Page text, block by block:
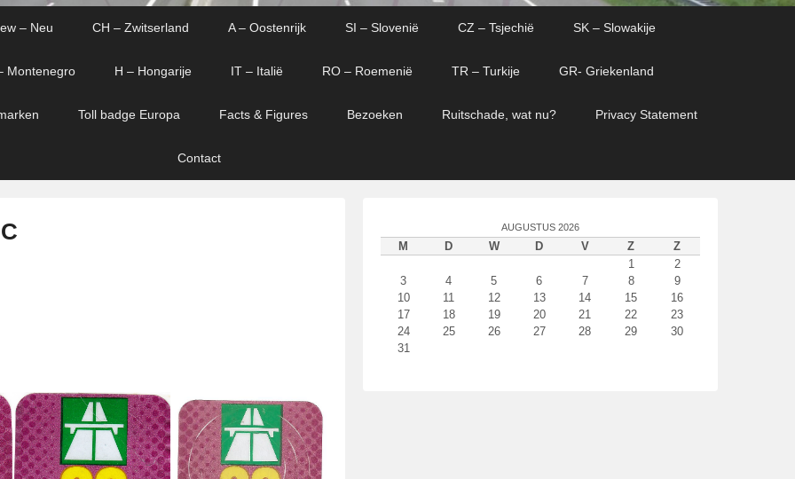
– Neu CH – Zwitserland A – Oostenrijk SI – Slovenië CZ – Tsjechië SK – Slowakije
Montenegro H – Hongarije IT – Italië RO – Roemenië TR – Turkije GR- Griekenland
Toll badge Europa Facts & Figures Bezoeken Ruitschade, wat nu? Privacy Statement
Contact
AUGUSTUS 2026
M D W D V Z
Z
1
2
3
4 5 6 7 8
9
10
11 12 13 14 15
16
17
18 19 20 21 22
23
24
25 26 27 28 29
30
31